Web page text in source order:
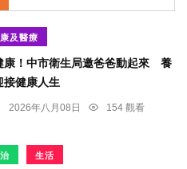
及醫療
康！中市衛生局邀爸爸動起來 養
接健康人生
2026年八月08日
154 觀看
生活